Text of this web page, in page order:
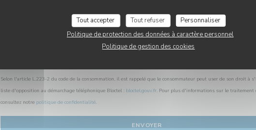
Tout accepter Tout refuser
Personnaliser
Politique de protection des données à caractère personnel
Politique de gestion des cookies
Selon l'article L.223-2 du code de la consommation, il est rappelé que le consommateur peut user de son droit à
liste d'opposition au démarchage téléphonique Bloctel : bloctel.gouv.fr. Pour plus d'informations sur le traitement
consultez notre politique de confidentialité.